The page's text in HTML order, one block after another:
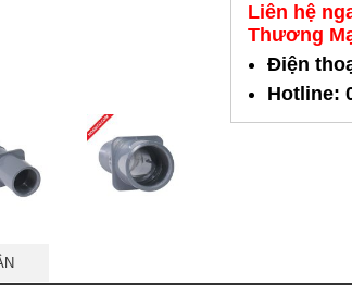
Liên hệ
Thương
Điện
Hotline: